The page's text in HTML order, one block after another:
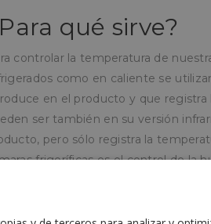
qué sirve?
controlar la temperatura de
como en caliente se
en el producto y que
ser también en su versión
pero sólo registra la
frigoríficas es el control de la
temperatura o mediante los termo-
complementario y